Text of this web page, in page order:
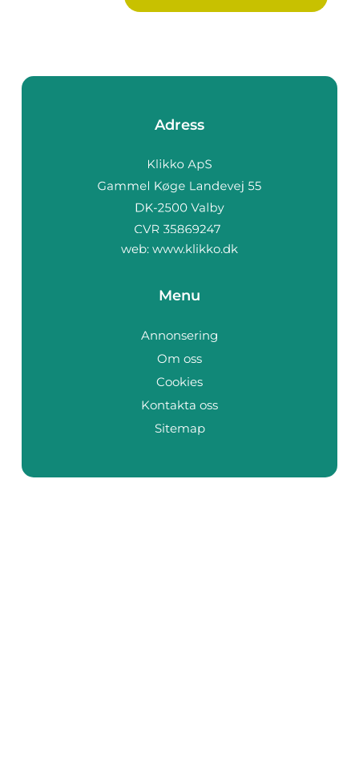
Adress
web: www.klikko.dk
Menu
Annonsering
Om oss
Cookies
Kontakta oss
Sitemap